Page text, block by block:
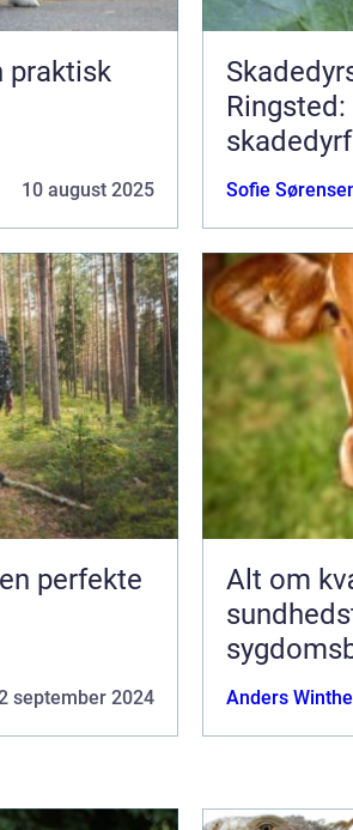
praktisk
10 august 2025 Sofie
perfekte
september 2024
Alt om
Anders